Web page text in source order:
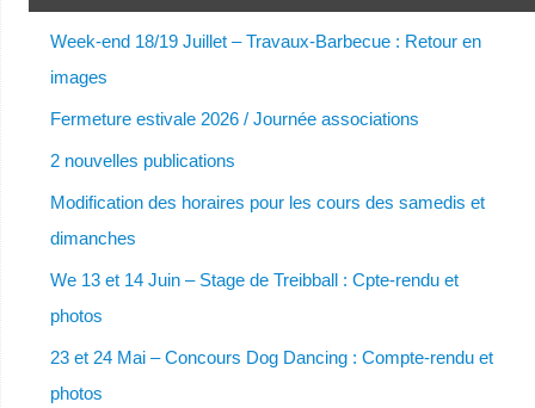
Week-end 18/19 Juillet – Travaux-Barbecue : Retour en
images
Fermeture estivale 2026 / Journée associations
2 nouvelles publications
Modification des horaires pour les cours des samedis et
dimanches
We 13 et 14 Juin – Stage de Treibball : Cpte-rendu et
photos
23 et 24 Mai – Concours Dog Dancing : Compte-rendu et
photos